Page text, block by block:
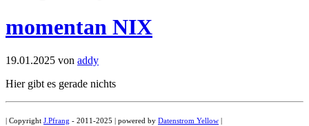
momentan NIX
19.01.2025 von addy
Hier gibt es gerade nichts
| Copyright J.Pfrang - 2011-2025 | powered by Datenstrom Yellow |